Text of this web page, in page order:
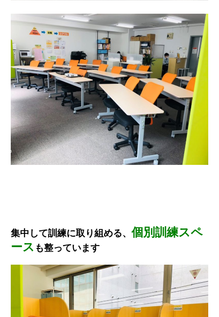
集中して訓練に取り組める、個別訓練スペ
ース も整っています